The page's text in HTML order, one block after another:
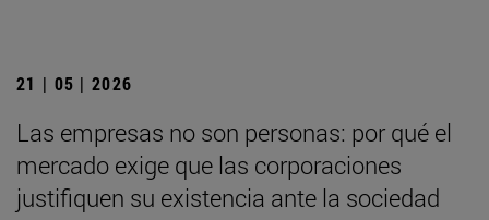
21 | 05 | 2026
Las empresas no son personas: por qué el
mercado exige que las corporaciones
justifiquen su existencia ante la sociedad